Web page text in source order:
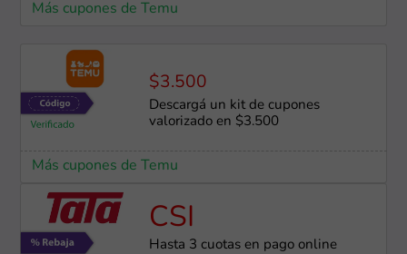
Más cupones de Temu
$3.500
Descargá un kit de cupones
valorizado en $3.500
Más cupones de Temu
CSI
Hasta 3 cuotas en pago online